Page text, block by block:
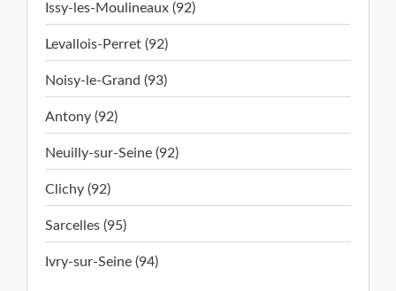
Issy-les-Moulineaux (92)
Levallois-Perret (92)
Noisy-le-Grand (93)
Antony (92)
Neuilly-sur-Seine (92)
Clichy (92)
Sarcelles (95)
Ivry-sur-Seine (94)